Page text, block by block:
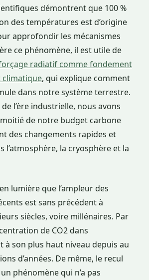
démontrent que 100 %
des températures est d’origine
approfondir les mécanismes
ce phénomène, il est utile de
radiatif comme fondement
climatique, qui explique comment
dans notre système terrestre.
l’ère industrielle, nous avons
de notre budget carbone
des changements rapides et
l’atmosphère, la cryosphère et la
lumière que l’ampleur des
est sans précédent à
siècles, voire millénaires. Par
de CO2 dans
à son plus haut niveau depuis au
d’années. De même, le recul
phénomène qui n’a pas